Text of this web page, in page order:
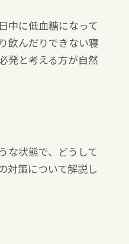
中に低血糖になって
飲んだりできない寝
発と考える方が自然
な状態で、どうして
対策について解説し